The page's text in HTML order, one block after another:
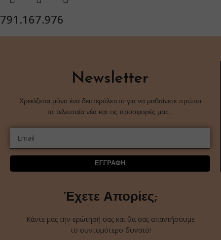
791.167.976
Newsletter
Χρειάζεται μόνο ένα δευτερόλεπτο για να μαθαίνετε πρώτοι
τα τελευταία νέα και τις προσφορές μας…
ΕΓΓΡΑΦΗ
Έχετε Απορίες;
Κάντε μας την ερώτησή σας και θα σας απαντήσουμε
το συντομότερο δυνατό!